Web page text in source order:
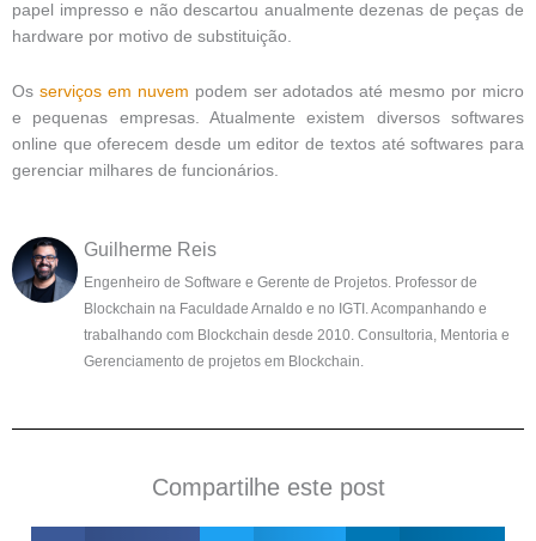
papel impresso e não descartou anualmente dezenas de peças de
hardware por motivo de substituição.
Os serviços em nuvem podem ser adotados até mesmo por micro
e pequenas empresas. Atualmente existem diversos softwares
online que oferecem desde um editor de textos até softwares para
gerenciar milhares de funcionários.
Guilherme Reis
Engenheiro de Software e Gerente de Projetos. Professor de
Blockchain na Faculdade Arnaldo e no IGTI. Acompanhando e
trabalhando com Blockchain desde 2010. Consultoria, Mentoria e
Gerenciamento de projetos em Blockchain.
Compartilhe este post